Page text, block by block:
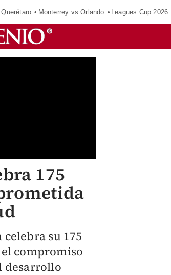
Monterrey vs Orlando Leagues Cup 2026
175
su 175
compromiso
desarrollo